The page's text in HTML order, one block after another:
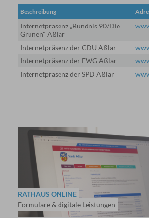
Beschreibung
Internetpräsenz „Bündnis 90/Die
Grünen" Aßlar
Internetpräsenz der CDU Aßlar
Internetpräsenz der FWG Aßlar
Internetpräsenz der SPD Aßlar
RATHAUS ONLINE
Formulare & digitale Leistungen